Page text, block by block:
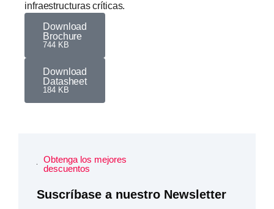
infraestructuras críticas.
Download
Brochure
744 KB
Download
Datasheet
184 KB
Obtenga los mejores
descuentos
Suscríbase a nuestro Newsletter